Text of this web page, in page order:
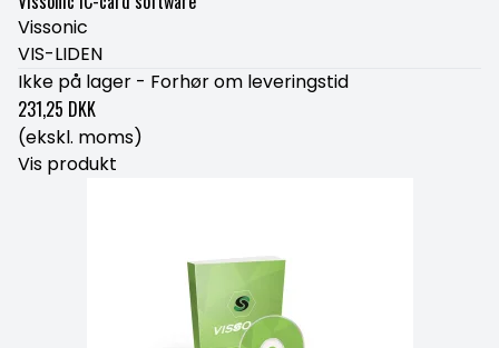
Vissonic
VIS-LIDEN
Ikke på lager - Forhør om leveringstid
231,25 DKK
(ekskl. moms)
Vis produkt